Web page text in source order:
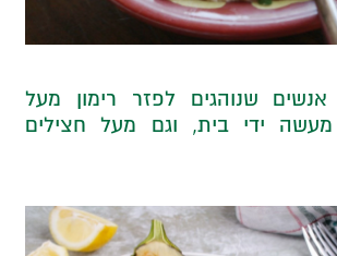
אנשים שנוהגים לפזר רימון מעל
ידי בית, וגם מעל חצילים